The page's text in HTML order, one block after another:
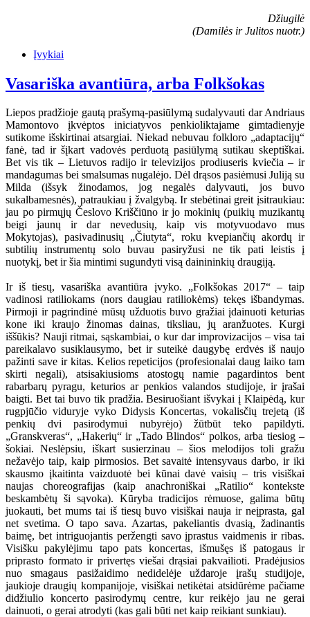
Džiugilė
(Damilės ir Julitos nuotr.)
Įvykiai
Vasariška avantiūra, arba Folkšokas
Liepos pradžioje gautą prašymą-pasiūlymą sudalyvauti dar Andriaus
Mamontovo įkvėptos iniciatyvos penkioliktajame gimtadienyje
sutikome išskirtinai atsargiai. Niekad nebuvau folkloro „adaptacijų“
fanė, tad ir šįkart vadovės perduotą pasiūlymą sutikau skeptiškai.
Bet vis tik – Lietuvos radijo ir televizijos prodiuseris kviečia – ir
mandagumas bei smalsumas nugalėjo. Dėl drąsos pasiėmusi Juliją su
Milda (išsyk žinodamos, jog negalės dalyvauti, jos buvo
sukalbamesnės), patraukiau į žvalgybą. Ir stebėtinai greit įsitraukiau:
jau po pirmųjų Česlovo Kriščiūno ir jo mokinių (puikių muzikantų
beigi jaunų ir dar nevedusių, kaip vis motyvuodavo mus
Mokytojas), pasivadinusių „Čiutyta“, roku kvepiančių akordų ir
subtilių instrumentų solo buvau pasiryžusi ne tik pati leistis į
nuotykį, bet ir šia mintimi sugundyti visą dainininkių draugiją.
Ir iš tiesų, vasariška avantiūra įvyko. „Folkšokas 2017“ – taip
vadinosi ratiliokams (nors daugiau ratiliokėms) tekęs išbandymas.
Pirmoji ir pagrindinė mūsų užduotis buvo gražiai įdainuoti keturias
kone iki kraujo žinomas dainas, tiksliau, jų aranžuotes. Kurgi
iššūkis? Nauji ritmai, sąskambiai, o kur dar improvizacijos – visa tai
pareikalavo susiklausymo, bet ir suteikė daugybę erdvės iš naujo
pažinti save ir kitas. Kelios repeticijos (profesionalai daug laiko tam
skirti negali), atsisakiusioms atostogų namie pagardintos bent
rabarbarų pyragu, keturios ar penkios valandos studijoje, ir įrašai
baigti. Bet tai buvo tik pradžia. Besiruošiant išvykai į Klaipėdą, kur
rugpjūčio viduryje vyko Didysis Koncertas, vokalisčių trejetą (iš
penkių dvi pasirodymui nubyrėjo) žūtbūt teko papildyti.
„Granskveras“, „Hakerių“ ir „Tado Blindos“ polkos, arba tiesiog –
šokiai. Neslėpsiu, iškart susierzinau – šios melodijos toli gražu
nežavėjo taip, kaip pirmosios. Bet savaitė intensyvaus darbo, ir iki
skausmo įkaitinta vaizduotė bei kūnai davė vaisių – tris visiškai
naujas choreografijas (kaip anachroniškai „Ratilio“ kontekste
beskambėtų ši sąvoka). Kūryba tradicijos rėmuose, galima būtų
juokauti, bet mums tai iš tiesų buvo visiškai nauja ir neįprasta, gal
net svetima. O tapo sava. Azartas, pakeliantis dvasią, žadinantis
baimę, bet intriguojantis peržengti savo įprastus vaidmenis ir ribas.
Visišku pakylėjimu tapo pats koncertas, išmušęs iš patogaus ir
priprasto formato ir privertęs viešai drąsiai pakvailioti. Pradėjusios
nuo smagaus pasižaidimo nedidelėje uždaroje įrašų studijoje,
jaukioje draugių kompanijoje, visiškai netikėtai atsidūrėme pačiame
didžiulio koncerto pasirodymų centre, kur reikėjo jau ne gerai
dainuoti, o gerai atrodyti (kas gali būti net kaip reikiant sunkiau).